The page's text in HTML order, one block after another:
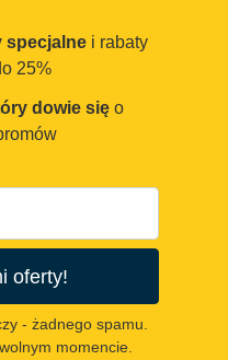
specjalne i rabaty
25%
dowie się o
oferty!
- żadnego spamu.
momencie.